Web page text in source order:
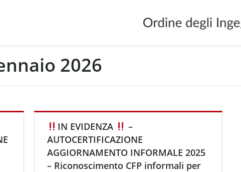
2026
IN EVIDENZA
–
AUTOCERTIFICAZIONE
AGGIORNAMENTO INFORMALE 2025
– Riconoscimento CFP informali per